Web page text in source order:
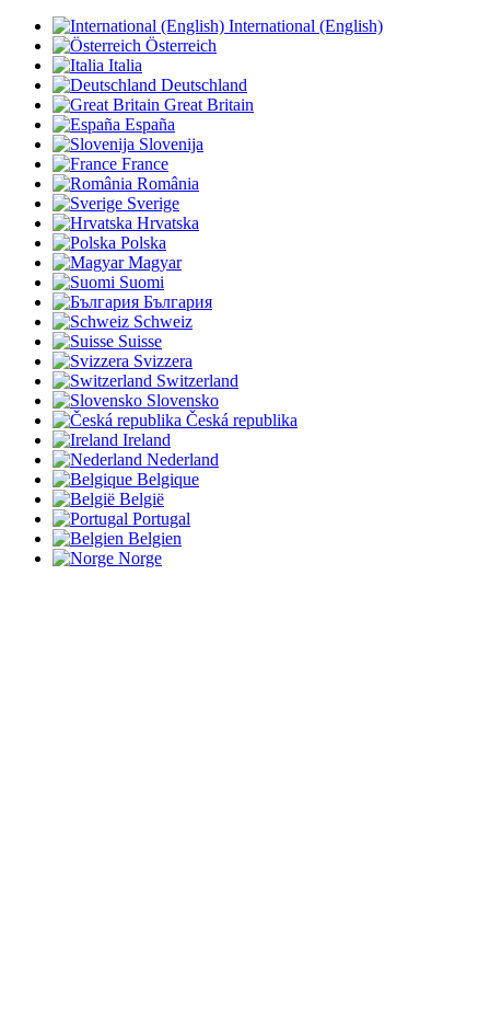
International (English)
Österreich
Italia
Deutschland
Great Britain
España
Slovenija
France
România
Sverige
Hrvatska
Polska
Magyar
Suomi
България
Schweiz
Suisse
Svizzera
Switzerland
Slovensko
Česká republika
Ireland
Nederland
Belgique
België
Portugal
Belgien
Norge